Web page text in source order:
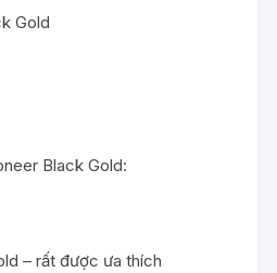
Gold
Black Gold:
– rất được ưa thích